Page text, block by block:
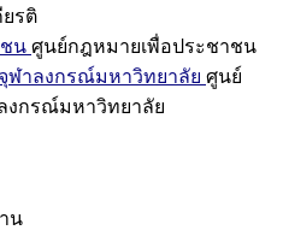
ยรติ
น ศูนย์กฎหมายเพื่อประชาชน
ฬาลงกรณ์มหาวิทยาลัย ศูนย์
งกรณ์มหาวิทยาลัย
น